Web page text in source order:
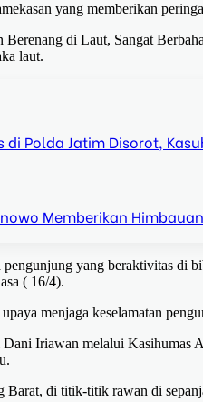
yang memberikan
di Laut, Sangat
laut.
di Polda Jatim Disorot,
Memberikan
yang beraktivitas di
( 16/4).
menjaga keselamatan
Iriawan melalui Kasihumas
di titik-titik rawan di